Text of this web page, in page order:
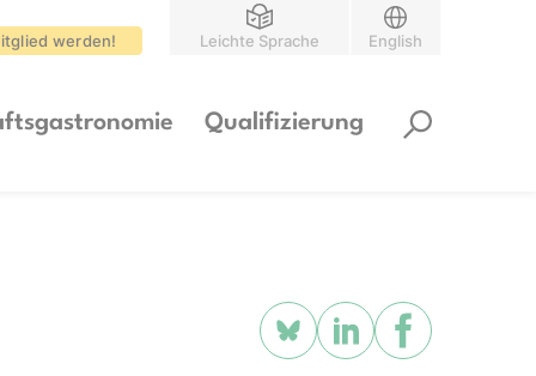
werden! Leichte Sprache English
Qualifizierung